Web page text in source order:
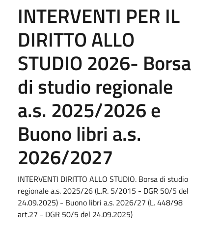
INTERVENTI PER IL
DIRITTO ALLO
STUDIO 2026- Borsa
di studio regionale
a.s. 2025/2026 e
Buono libri a.s.
2026/2027
INTERVENTI DIRITTO ALLO STUDIO. Borsa di studio
regionale a.s. 2025/26 (L.R. 5/2015 - DGR 50/5 del
24.09.2025) - Buono libri a.s. 2026/27 (L. 448/98
art.27 - DGR 50/5 del 24.09.2025)